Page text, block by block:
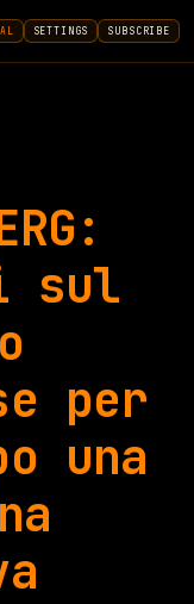
SETTINGS SUBSCRIBE
sul
per
una